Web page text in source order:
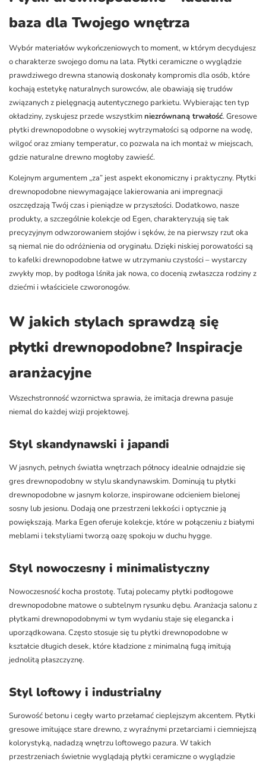
baza dla Twojego wnętrza
Wybór materiałów wykończeniowych to moment, w którym decydujesz
o charakterze swojego domu na lata. Płytki ceramiczne o wyglądzie
prawdziwego drewna stanowią doskonały kompromis dla osób, które
kochają estetykę naturalnych surowców, ale obawiają się trudów
związanych z pielęgnacją autentycznego parkietu. Wybierając ten typ
okładziny, zyskujesz przede wszystkimniezrównaną trwałość. Gresowe
płytki drewnopodobne o wysokiej wytrzymałości są odporne na wodę,
wilgoć oraz zmiany temperatur, co pozwala na ich montaż w miejscach,
gdzie naturalne drewno mogłoby zawieść.
Kolejnym argumentem „za” jest aspekt ekonomiczny i praktyczny. Płytki
drewnopodobne niewymagające lakierowania ani impregnacji
oszczędzają Twój czas i pieniądze w przyszłości. Dodatkowo, nasze
produkty, a szczególnie kolekcje od Egen, charakteryzują się tak
precyzyjnym odwzorowaniem słojów i sęków, że na pierwszy rzut oka
są niemal nie do odróżnienia od oryginału. Dzięki niskiej porowatości są
to kafelki drewnopodobne łatwe w utrzymaniu czystości – wystarczy
zwykły mop, by podłoga lśniła jak nowa, co docenią zwłaszcza rodziny z
dziećmi i właściciele czworonogów.
W jakich stylach sprawdzą się
płytki drewnopodobne? Inspiracje
aranżacyjne
Wszechstronność wzornictwa sprawia, że imitacja drewna pasuje
niemal do każdej wizji projektowej.
Styl skandynawski i japandi
W jasnych, pełnych światła wnętrzach północy idealnie odnajdzie się
gres drewnopodobny w stylu skandynawskim. Dominują tu płytki
drewnopodobne w jasnym kolorze, inspirowane odcieniem bielonej
sosny lub jesionu. Dodają one przestrzeni lekkości i optycznie ją
powiększają. Marka Egen oferuje kolekcje, które w połączeniu z białymi
meblami i tekstyliami tworzą oazę spokoju w duchu hygge.
Styl nowoczesny i minimalistyczny
Nowoczesność kocha prostotę. Tutaj polecamy płytki podłogowe
drewnopodobne matowe o subtelnym rysunku dębu. Aranżacja salonu z
płytkami drewnopodobnymi w tym wydaniu staje się elegancka i
uporządkowana. Często stosuje się tu płytki drewnopodobne w
kształcie długich desek, które kładzione z minimalną fugą imitują
jednolitą płaszczyznę.
Styl loftowy i industrialny
Surowość betonu i cegły warto przełamać cieplejszym akcentem. Płytki
gresowe imitujące stare drewno, z wyraźnymi przetarciami i ciemniejszą
kolorystyką, nadadzą wnętrzu loftowego pazura. W takich
przestrzeniach świetnie wyglądają płytki ceramiczne o wyglądzie